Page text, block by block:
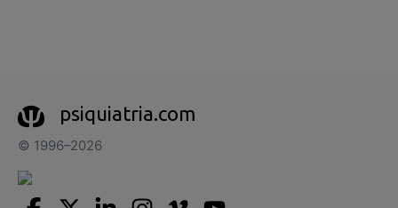
psiquiatria.com
© 1996–2026